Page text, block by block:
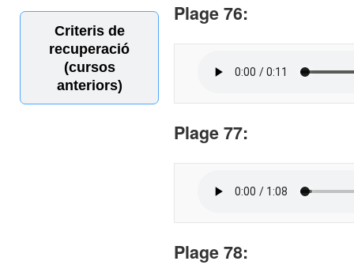
Criteris de
recuperació
(cursos
anteriors)
Plage76:
Plage77:
Plage78: